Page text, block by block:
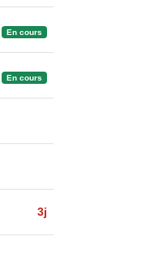
En cours
En cours
3j